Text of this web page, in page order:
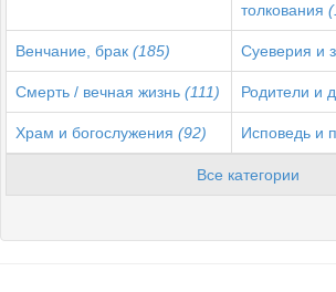
толкования
Венчание, брак (185) Суеверия и
Смерть / вечная жизнь (111) Родители и
Храм и богослужения (92) Исповедь и
Все категории